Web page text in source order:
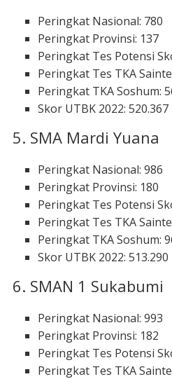
Peringkat Nasional: 780
Peringkat Provinsi: 137
Peringkat Tes Potensi
Peringkat Tes TKA
Peringkat TKA Soshum:
Skor UTBK 2022: 520.367
5. SMA Mardi Yuana
Peringkat Nasional: 986
Peringkat Provinsi: 180
Peringkat Tes Potensi
Peringkat Tes TKA
Peringkat TKA Soshum:
Skor UTBK 2022: 513.290
6. SMAN 1 Sukabumi
Peringkat Nasional: 993
Peringkat Provinsi: 182
Peringkat Tes Potensi
Peringkat Tes TKA